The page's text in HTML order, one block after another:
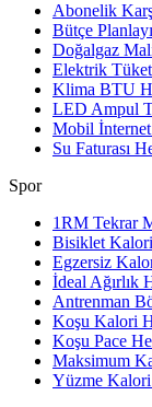
Abonelik
Bütçe
Doğalgaz
Elektrik
Klima BTU
LED Ampul
Mobil
Su Faturası
Spor
1RM Tekrar
Bisiklet
Egzersiz
İdeal Ağırlık
Antrenman
Koşu Kalori
Koşu Pace
Maksimum
Yüzme Kalori